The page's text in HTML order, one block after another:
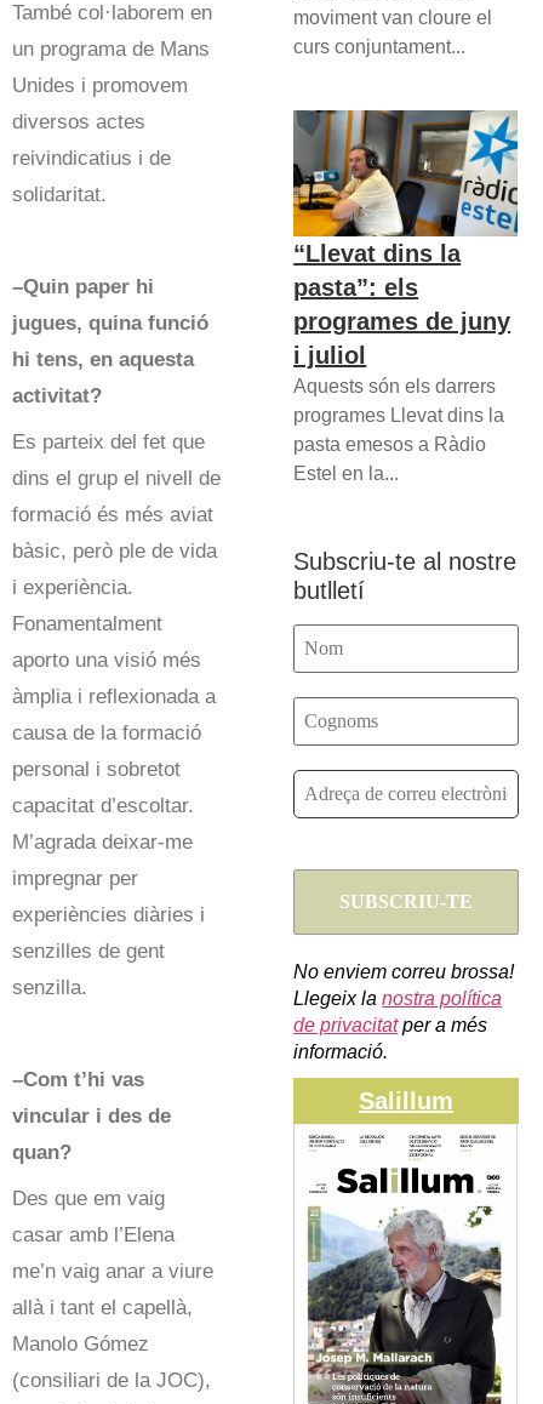
També col·laborem en
un programa de Mans
Unides i promovem
diversos actes
reivindicatius i de
solidaritat.
–Quin paper hi
jugues, quina funció
hi tens, en aquesta
activitat?
Es parteix del fet que
dins el grup el nivell de
formació és més aviat
bàsic, però ple de vida
i experiència.
Fonamentalment
aporto una visió més
àmplia i reflexionada a
causa de la formació
personal i sobretot
capacitat d’escoltar.
M’agrada deixar-me
impregnar per
experiències diàries i
senzilles de gent
senzilla.
–Com t’hi vas
vincular i des de
quan?
Des que em vaig
casar amb l’Elena
me’n vaig anar a viure
allà i tant el capellà,
Manolo Gómez
(consiliari de la JOC),
moviment van cloure el
curs conjuntament...
“Llevat dins la
pasta”: els
programes de juny
i juliol
Aquests són els darrers
programes Llevat dins la
pasta emesos a Ràdio
Estel en la...
Subscriu-te al nostre
butlletí
No enviem correu brossa!
Llegeix lanostra política
de privacitatper a més
informació.
Salillum